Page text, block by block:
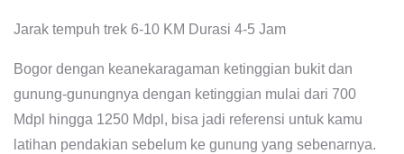
Jarak tempuh trek 6-10 KM Durasi 4-5 Jam
Bogor dengan keanekaragaman ketinggian bukit dan
gunung-gunungnya dengan ketinggian mulai dari 700
Mdpl hingga 1250 Mdpl, bisa jadi referensi untuk kamu
latihan pendakian sebelum ke gunung yang sebenarnya.